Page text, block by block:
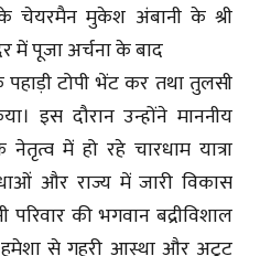
के चेयरमैन मुकेश अंबानी के श्री
में पूजा अर्चना के बाद
पहाड़ी टोपी भेंट कर तथा तुलसी
इस दौरान उन्होंने माननीय
में हो रहे चारधाम यात्रा
और राज्य में जारी विकास
परिवार की भगवान बद्रीविशाल